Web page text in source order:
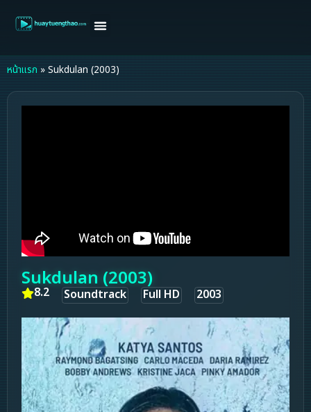
หน้าแรก » Sukdulan (2003)
Sukdulan (2003)
8.2 Soundtrack Full HD 2003